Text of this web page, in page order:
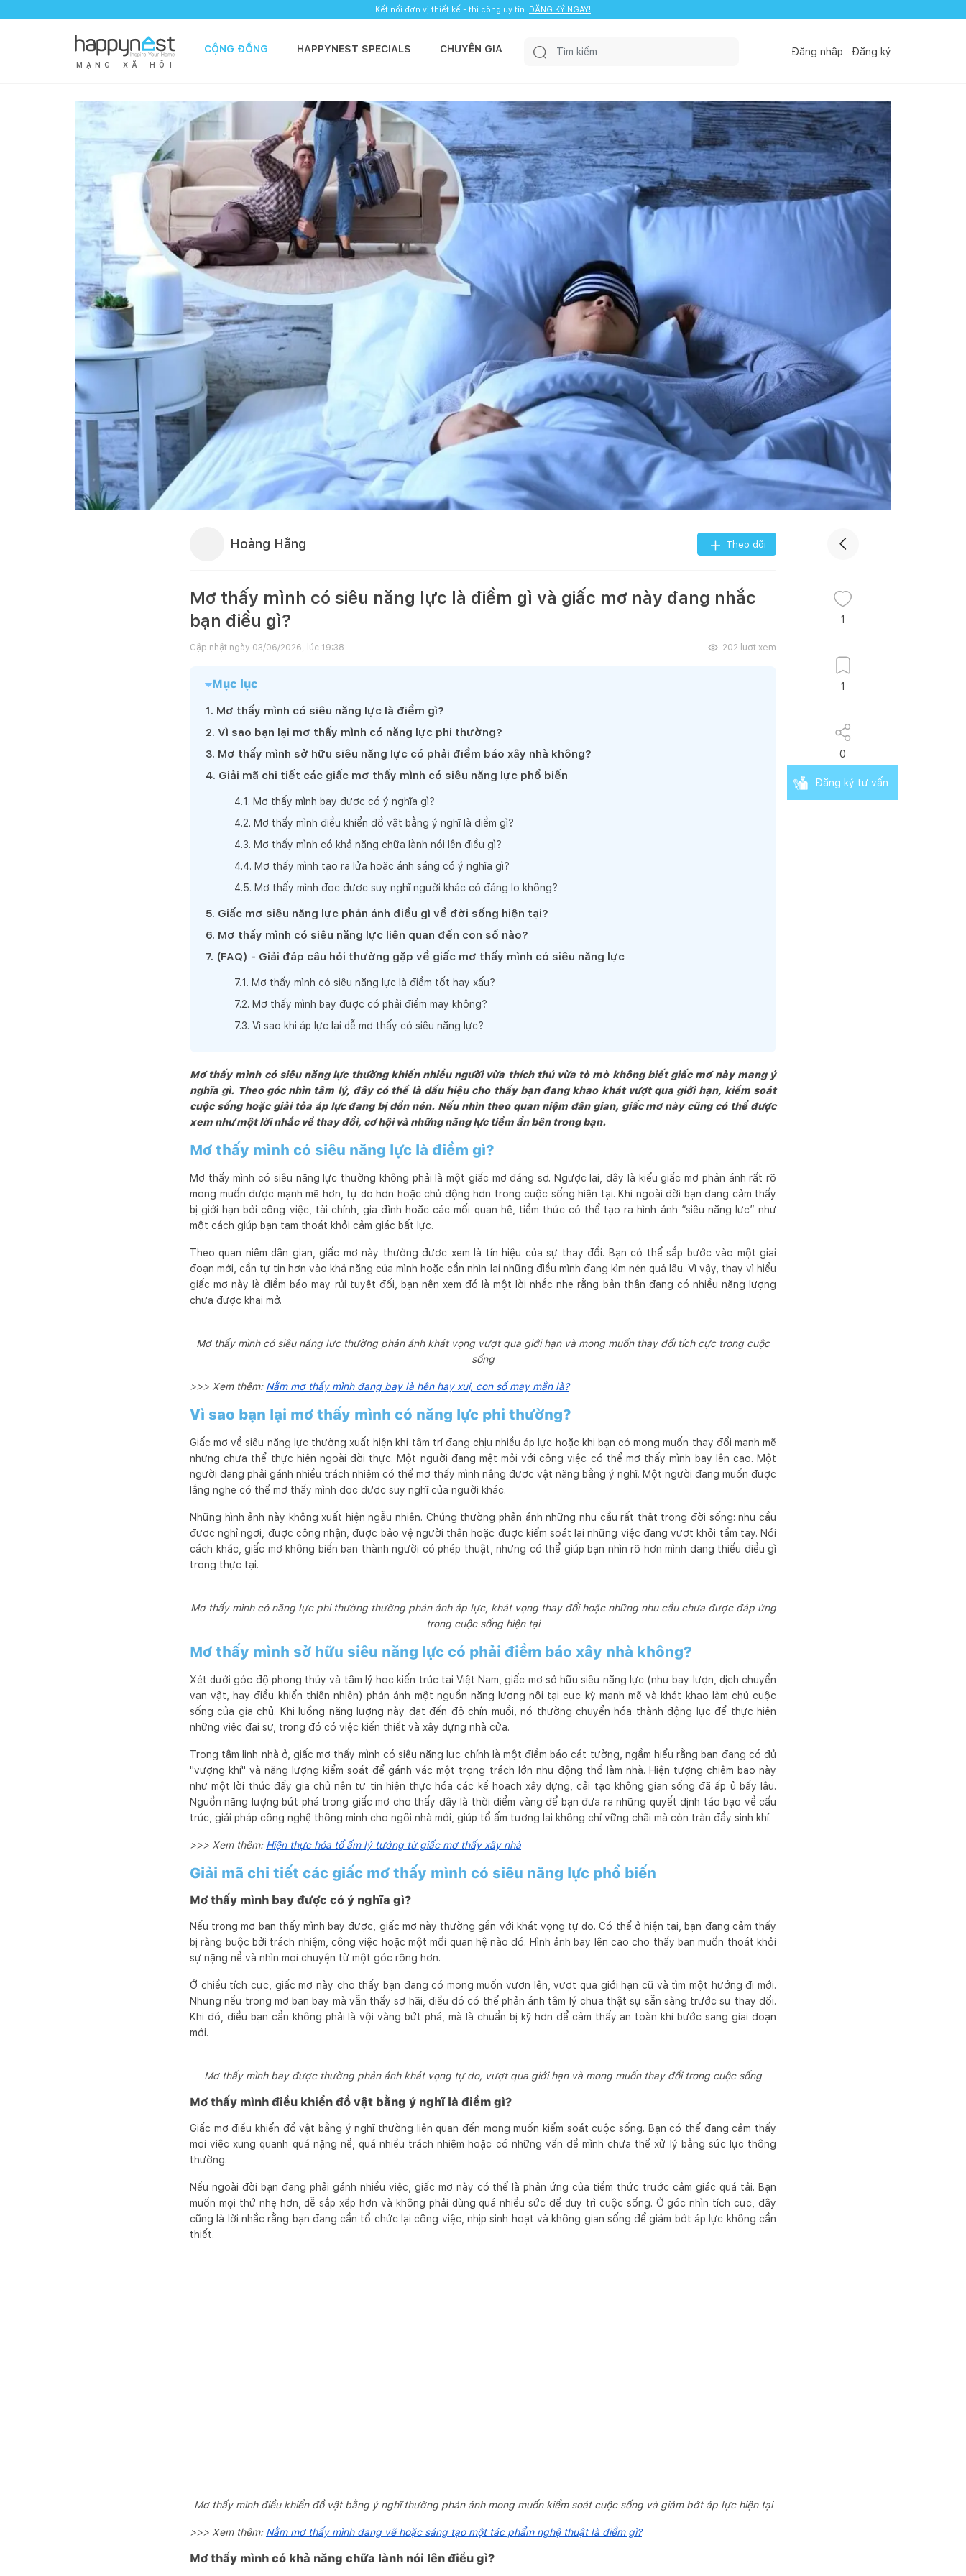
Kết nối đơn vị thiết kế - thi công uy tín. ĐĂNG KÝ NGAY!
M Ạ N G X Ã H Ộ I
CỘNG ĐỒNG HAPPYNEST SPECIALS CHUYÊN GIA Đăng nhập Đăng ký
Hoàng Hằng Theo dõi
Mơ thấy mình có siêu năng lực là điềm gì và giấc mơ này đang nhắc
bạn điều gì?
Cập nhật ngày 03/06/2026, lúc 19:38 202 lượt xem
Mục lục
1. Mơ thấy mình có siêu năng lực là điềm gì?
2. Vì sao bạn lại mơ thấy mình có năng lực phi thường?
3. Mơ thấy mình sở hữu siêu năng lực có phải điềm báo xây nhà không?
4. Giải mã chi tiết các giấc mơ thấy mình có siêu năng lực phổ biến
4.1 . Mơ thấy mình bay được có ý nghĩa gì?
4.2. Mơ thấy mình điều khiển đồ vật bằng ý nghĩ là điềm gì?
4.3. Mơ thấy mình có khả năng chữa lành nói lên điều gì?
4.4. Mơ thấy mình tạo ra lửa hoặc ánh sáng có ý nghĩa gì?
4.5. Mơ thấy mình đọc được suy nghĩ người khác có đáng lo không?
5. Giấc mơ siêu năng lực phản ánh điều gì về đời sống hiện tại?
6. Mơ thấy mình có siêu năng lực liên quan đến con số nào?
7. (FAQ) - Giải đáp câu hỏi thường gặp về giấc mơ thấy mình có siêu năng lực
7.1 . Mơ thấy mình có siêu năng lực là điềm tốt hay xấu?
7.2. Mơ thấy mình bay được có phải điềm may không?
7.3. Vì sao khi áp lực lại dễ mơ thấy có siêu năng lực?
Mơ thấy mình có siêu năng lực thường khiến nhiều người vừa thích thú vừa tò mò không biết giấc mơ này mang ý
nghĩa gì. Theo góc nhìn tâm lý, đây có thể là dấu hiệu cho thấy bạn đang khao khát vượt qua giới hạn, kiểm soát
cuộc sống hoặc giải tỏa áp lực đang bị dồn nén. Nếu nhìn theo quan niệm dân gian, giấc mơ này cũng có thể được
xem như một lời nhắc về thay đổi, cơ hội và những năng lực tiềm ẩn bên trong bạn.
Mơ thấy mình có siêu năng lực là điềm gì?
Mơ thấy mình có siêu năng lực thường không phải là một giấc mơ đáng sợ. Ngược lại, đây là kiểu giấc mơ phản ánh rất rõ
mong muốn được mạnh mẽ hơn, tự do hơn hoặc chủ động hơn trong cuộc sống hiện tại. Khi ngoài đời bạn đang cảm thấy
bị giới hạn bởi công việc, tài chính, gia đình hoặc các mối quan hệ, tiềm thức có thể tạo ra hình ảnh “siêu năng lực” như
một cách giúp bạn tạm thoát khỏi cảm giác bất lực.
Theo quan niệm dân gian, giấc mơ này thường được xem là tín hiệu của sự thay đổi. Bạn có thể sắp bước vào một giai
đoạn mới, cần tự tin hơn vào khả năng của mình hoặc cần nhìn lại những điều mình đang kìm nén quá lâu. Vì vậy, thay vì hiểu
giấc mơ này là điềm báo may rủi tuyệt đối, bạn nên xem đó là một lời nhắc nhẹ rằng bản thân đang có nhiều năng lượng
chưa được khai mở.
Mơ thấy mình có siêu năng lực thường phản ánh khát vọng vượt qua giới hạn và mong muốn thay đổi tích cực trong cuộc
sống
>>> Xem thêm: Nằm mơ thấy mình đang bay là hên hay xui, con số may mắn là?
Vì sao bạn lại mơ thấy mình có năng lực phi thường?
Giấc mơ về siêu năng lực thường xuất hiện khi tâm trí đang chịu nhiều áp lực hoặc khi bạn có mong muốn thay đổi mạnh mẽ
nhưng chưa thể thực hiện ngoài đời thực. Một người đang mệt mỏi với công việc có thể mơ thấy mình bay lên cao. Một
người đang phải gánh nhiều trách nhiệm có thể mơ thấy mình nâng được vật nặng bằng ý nghĩ. Một người đang muốn được
lắng nghe có thể mơ thấy mình đọc được suy nghĩ của người khác.
Những hình ảnh này không xuất hiện ngẫu nhiên. Chúng thường phản ánh những nhu cầu rất thật trong đời sống: nhu cầu
được nghỉ ngơi, được công nhận, được bảo vệ người thân hoặc được kiểm soát lại những việc đang vượt khỏi tầm tay. Nói
cách khác, giấc mơ không biến bạn thành người có phép thuật, nhưng có thể giúp bạn nhìn rõ hơn mình đang thiếu điều gì
trong thực tại.
Mơ thấy mình có năng lực phi thường thường phản ánh áp lực, khát vọng thay đổi hoặc những nhu cầu chưa được đáp ứng
trong cuộc sống hiện tại
Mơ thấy mình sở hữu siêu năng lực có phải điềm báo xây nhà không?
Xét dưới góc độ phong thủy và tâm lý học kiến trúc tại Việt Nam, giấc mơ sở hữu siêu năng lực (như bay lượn, dịch chuyển
vạn vật, hay điều khiển thiên nhiên) phản ánh một nguồn năng lượng nội tại cực kỳ mạnh mẽ và khát khao làm chủ cuộc
sống của gia chủ. Khi luồng năng lượng này đạt đến độ chín muồi, nó thường chuyển hóa thành động lực để thực hiện
những việc đại sự, trong đó có việc kiến thiết và xây dựng nhà cửa.
Trong tâm linh nhà ở, giấc mơ thấy mình có siêu năng lực chính là một điềm báo cát tường, ngầm hiểu rằng bạn đang có đủ
"vượng khí" và năng lượng kiểm soát để gánh vác một trọng trách lớn như động thổ làm nhà. Hiện tượng chiêm bao này
như một lời thúc đẩy gia chủ nên tự tin hiện thực hóa các kế hoạch xây dựng, cải tạo không gian sống đã ấp ủ bấy lâu.
Nguồn năng lượng bứt phá trong giấc mơ cho thấy đây là thời điểm vàng để bạn đưa ra những quyết định táo bạo về cấu
trúc, giải pháp công nghệ thông minh cho ngôi nhà mới, giúp tổ ấm tương lai không chỉ vững chãi mà còn tràn đầy sinh khí.
>>> Xem thêm: Hiện thực hóa tổ ấm lý tưởng từ giấc mơ thấy xây nhà
Giải mã chi tiết các giấc mơ thấy mình có siêu năng lực phổ biến
Mơ thấy mình bay được có ý nghĩa gì?
Nếu trong mơ bạn thấy mình bay được, giấc mơ này thường gắn với khát vọng tự do. Có thể ở hiện tại, bạn đang cảm thấy
bị ràng buộc bởi trách nhiệm, công việc hoặc một mối quan hệ nào đó. Hình ảnh bay lên cao cho thấy bạn muốn thoát khỏi
sự nặng nề và nhìn mọi chuyện từ một góc rộng hơn.
Ở chiều tích cực, giấc mơ này cho thấy bạn đang có mong muốn vươn lên, vượt qua giới hạn cũ và tìm một hướng đi mới.
Nhưng nếu trong mơ bạn bay mà vẫn thấy sợ hãi, điều đó có thể phản ánh tâm lý chưa thật sự sẵn sàng trước sự thay đổi.
Khi đó, điều bạn cần không phải là vội vàng bứt phá, mà là chuẩn bị kỹ hơn để cảm thấy an toàn khi bước sang giai đoạn
mới.
Mơ thấy mình bay được thường phản ánh khát vọng tự do, vượt qua giới hạn và mong muốn thay đổi trong cuộc sống
Mơ thấy mình điều khiển đồ vật bằng ý nghĩ là điềm gì?
Giấc mơ điều khiển đồ vật bằng ý nghĩ thường liên quan đến mong muốn kiểm soát cuộc sống. Bạn có thể đang cảm thấy
mọi việc xung quanh quá nặng nề, quá nhiều trách nhiệm hoặc có những vấn đề mình chưa thể xử lý bằng sức lực thông
thường.
Nếu ngoài đời bạn đang phải gánh nhiều việc, giấc mơ này có thể là phản ứng của tiềm thức trước cảm giác quá tải. Bạn
muốn mọi thứ nhẹ hơn, dễ sắp xếp hơn và không phải dùng quá nhiều sức để duy trì cuộc sống. Ở góc nhìn tích cực, đây
cũng là lời nhắc rằng bạn đang cần tổ chức lại công việc, nhịp sinh hoạt và không gian sống để giảm bớt áp lực không cần
thiết.
Mơ thấy mình điều khiển đồ vật bằng ý nghĩ thường phản ánh mong muốn kiểm soát cuộc sống và giảm bớt áp lực hiện tại
>>> Xem thêm: Nằm mơ thấy mình đang vẽ hoặc sáng tạo một tác phẩm nghệ thuật là điềm gì?
Mơ thấy mình có khả năng chữa lành nói lên điều gì?
1
1
0
Đăng ký tư vấn